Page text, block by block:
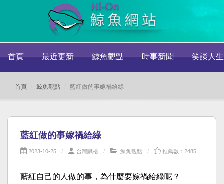
首頁 最近更新 鯨魚觀點 時事新聞 笑談人生
首頁 鯨魚觀點 藍紅做的事嫁禍給綠
藍紅做的事嫁禍給綠
2023-10-25 台灣賦格 鯨魚觀點 推薦數：2485
藍紅自己的人做的事，為什麼要嫁禍給綠呢？